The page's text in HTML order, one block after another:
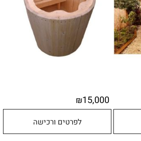
₪15,000
לפרטים ורכישה